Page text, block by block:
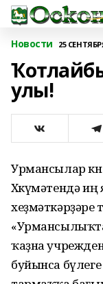
Новости 25
улы!
Урмансылар
Хөкүмәтендә
хеҙмәткәрҙәре
ҡаҙна
буйынса